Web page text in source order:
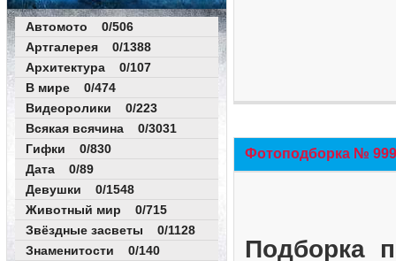
Автомото 0/506
Артгалерея 0/1388
Архитектура 0/107
В мире 0/474
Видеоролики 0/223
Всякая всячина 0/3031
Гифки 0/830
Дата 0/89
Девушки 0/1548
Животный мир 0/715
Звёздные засветы 0/1128
Знаменитости 0/140
Фотоподборка №
Подборка